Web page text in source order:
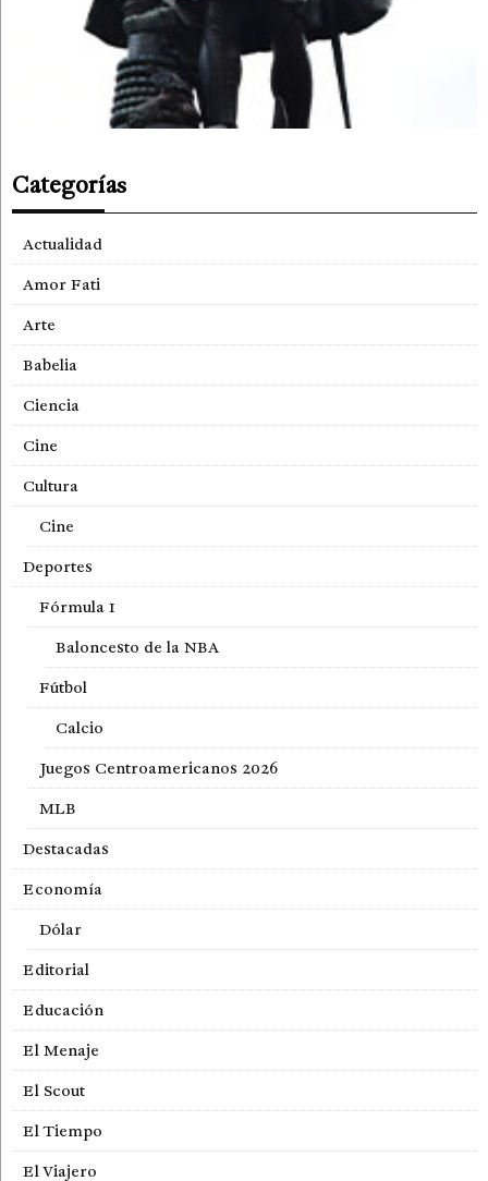
Categorías
Actualidad
Amor Fati
Arte
Babelia
Ciencia
Cine
Cultura
Cine
Deportes
Fórmula 1
Baloncesto de la NBA
Fútbol
Calcio
Juegos Centroamericanos 2026
MLB
Destacadas
Economía
Dólar
Editorial
Educación
El Menaje
El Scout
El Tiempo
El Viajero